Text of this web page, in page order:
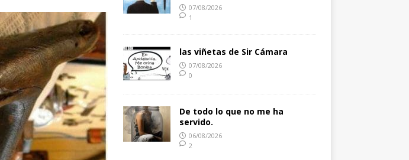
07/08/2026
1
las viñetas de Sir Cámara
07/08/2026
0
De todo lo que no me ha
servido.
06/08/2026
2